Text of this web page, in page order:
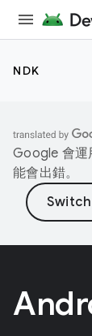
NDK
Google 會運
能會出錯。